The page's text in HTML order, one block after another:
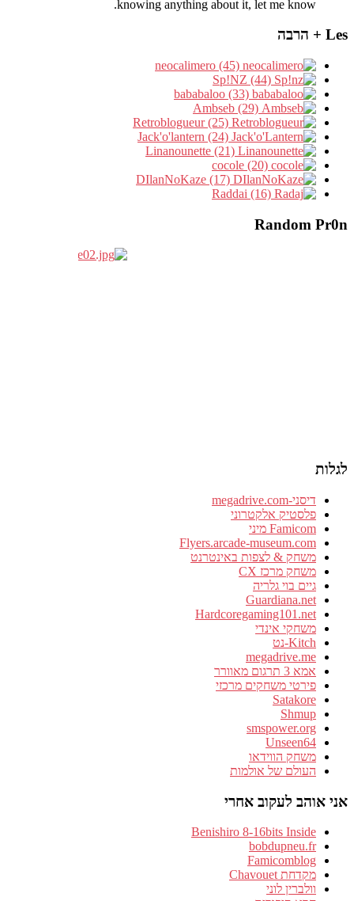
knowing anything about it, let me know.
Les + הרבה
Random Pr0n
לגלות
דיסני-megadrive.com
פלסטיק אלקטרוני
Famicom מיני
Flyers.arcade-museum.com
משחק & לצפות באינטרנט
משחק מרכז CX
גיים בוי גלריה
Guardiana.net
Hardcoregaming101.net
משחקי אינדי
Kitch-נט
megadrive.me
אמא 3 תרגום מאוורר
פירטי משחקים מרכזי
Satakore
Shmup
smspower.org
Unseen64
משחק הווידאו
העולם של אולמות
אני אוהב לעקוב אחרי
Benishiro 8-16bits Inside
bobdupneu.fr
Famicomblog
מקדחת Chavouet
וולברין לוני